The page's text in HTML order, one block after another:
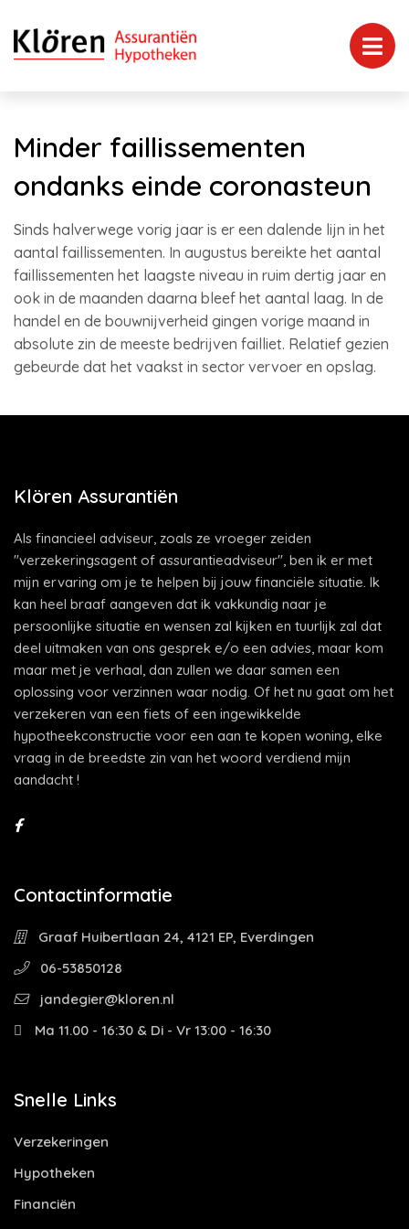
Minder faillissementen
ondanks einde coronasteun
Sinds halverwege vorig jaar is er een dalende lijn in het
aantal faillissementen. In augustus bereikte het aantal
faillissementen het laagste niveau in ruim dertig jaar en
ook in de maanden daarna bleef het aantal laag. In de
handel en de bouwnijverheid gingen vorige maand in
absolute zin de meeste bedrijven failliet. Relatief gezien
gebeurde dat het vaakst in sector vervoer en opslag.
Klören Assurantiën
Als financieel adviseur, zoals ze vroeger zeiden
"verzekeringsagent of assurantieadviseur", ben ik er met
mijn ervaring om je te helpen bij jouw financiële situatie. Ik
kan heel braaf aangeven dat ik vakkundig naar je
persoonlijke situatie en wensen zal kijken en tuurlijk zal dat
deel uitmaken van ons gesprek e/o een advies, maar kom
maar met je verhaal, dan zullen we daar samen een
oplossing voor verzinnen waar nodig. Of het nu gaat om het
verzekeren van een fiets of een ingewikkelde
hypotheekconstructie voor een aan te kopen woning, elke
vraag in de breedste zin van het woord verdiend mijn
aandacht !
Contactinformatie
Graaf Huibertlaan 24, 4121 EP, Everdingen
06-53850128
jandegier@kloren.nl
Ma 11.00 - 16:30 & Di - Vr 13:00 - 16:30
Snelle Links
Verzekeringen
Hypotheken
Financiën